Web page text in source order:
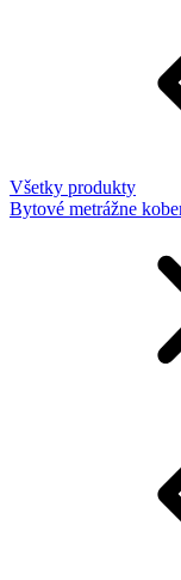
Všetky produkty
Bytové metrážne